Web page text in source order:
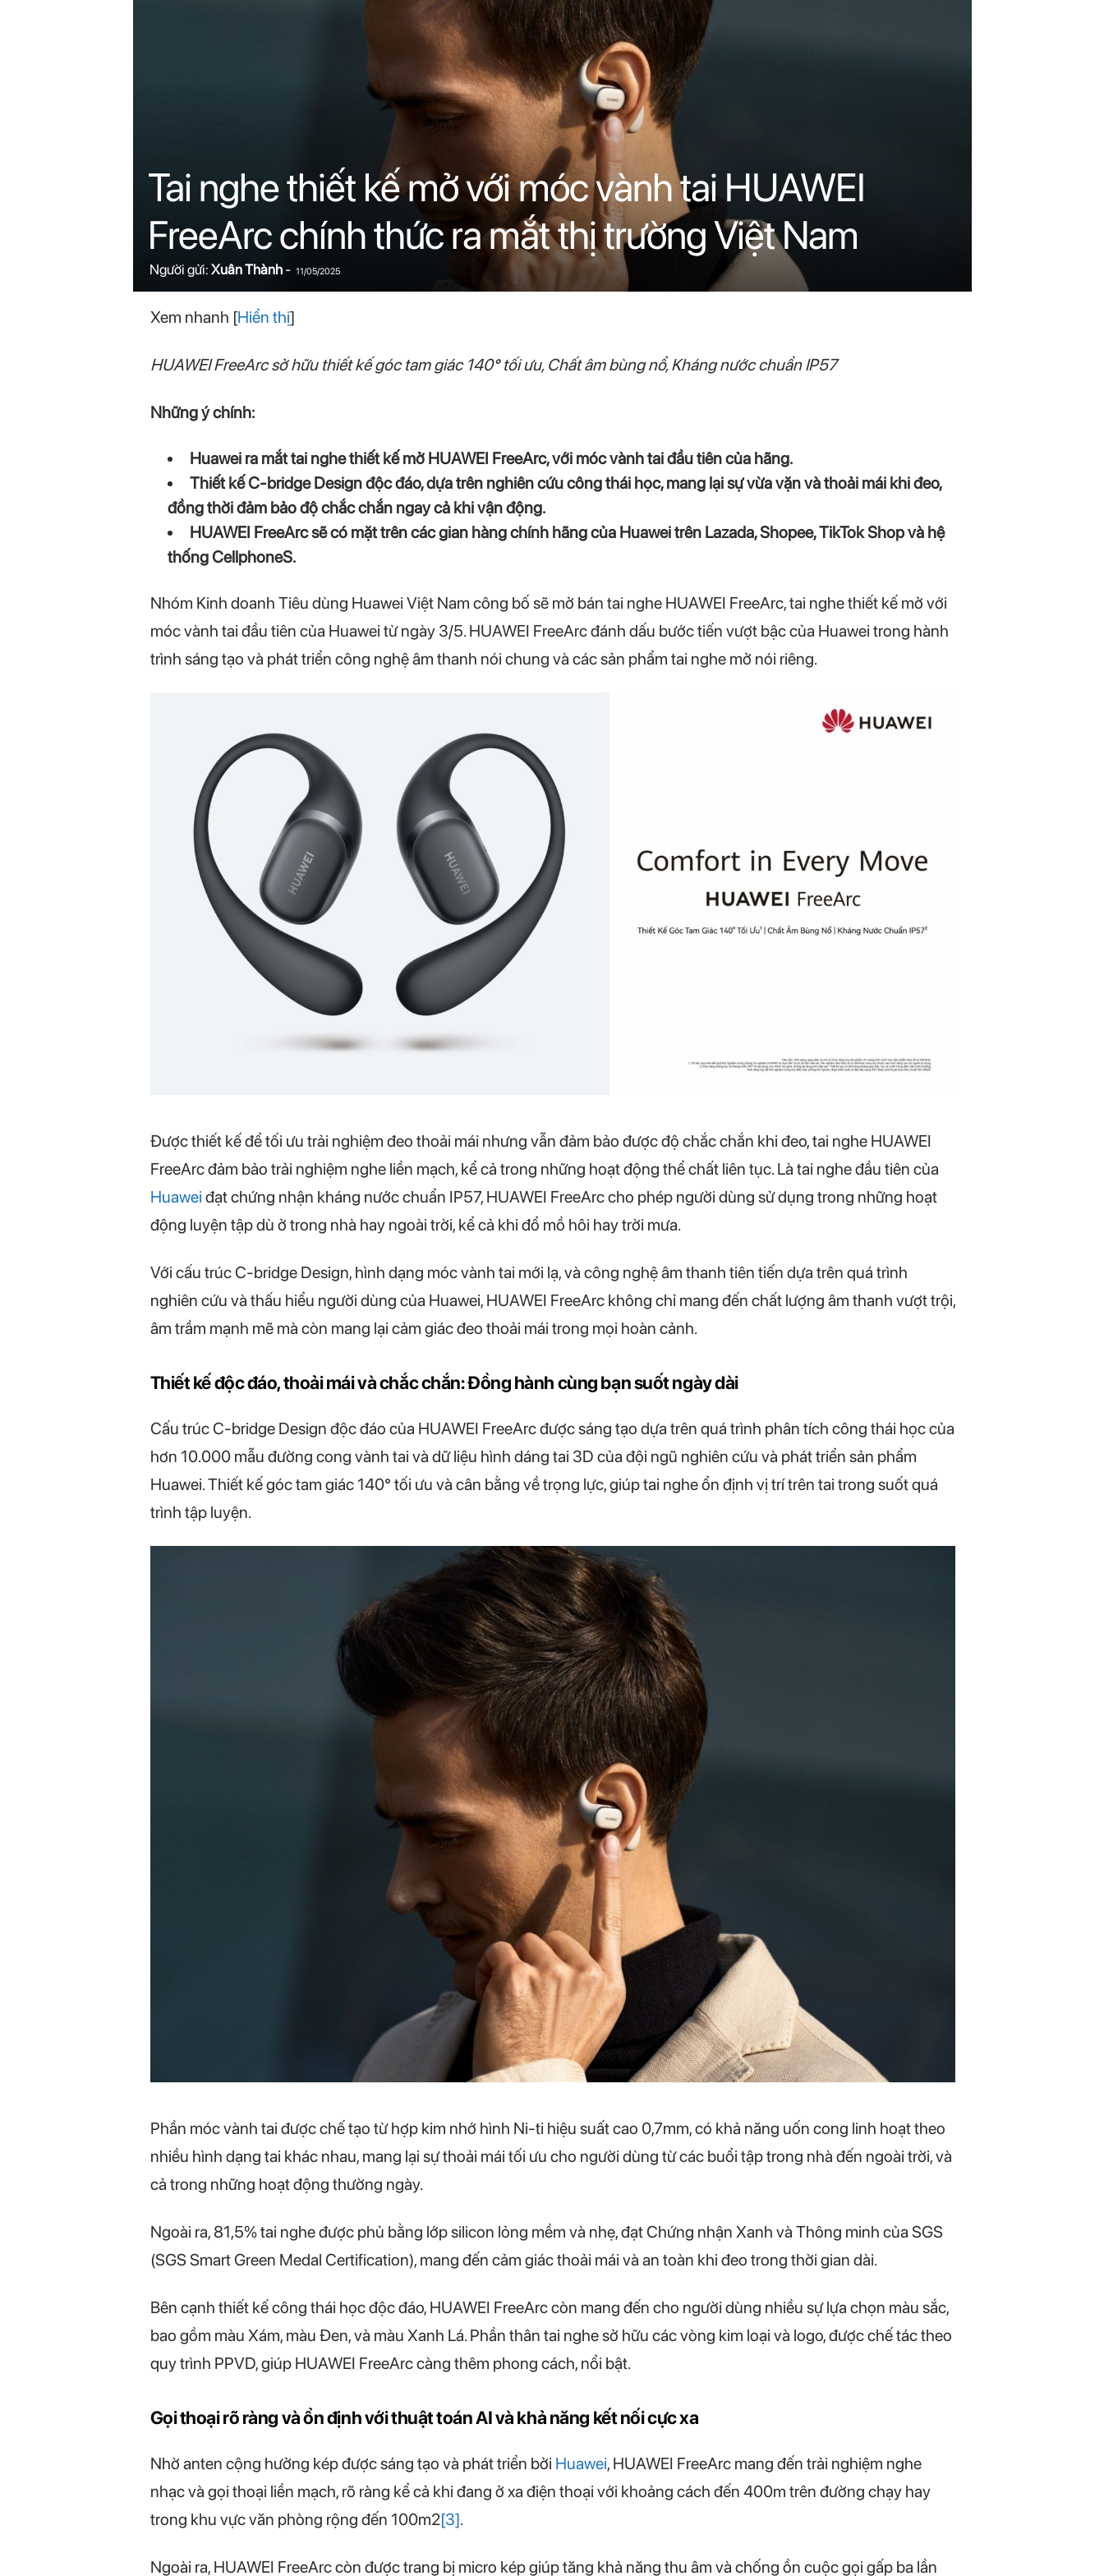
o
m
Tai nghe thiết kế mở với móc vành tai HUAWEI
FreeArc chính thức ra mắt thị trường Việt Nam
Người gửi: Xuân Thành- 11/05/2025
Xem nhanh [Hiển thị]
HUAWEI FreeArc sở hữu thiết kế góc tam giác 140° tối ưu, Chất âm bùng nổ, Kháng nước chuẩn IP57
Những ý chính:
Huawei ra mắt tai nghe thiết kế mở HUAWEI FreeArc, với móc vành tai đầu tiên của hãng.
Thiết kế C-bridge Design độc đáo, dựa trên nghiên cứu công thái học, mang lại sự vừa vặn và thoải mái khi đeo,
đồng thời đảm bảo độ chắc chắn ngay cả khi vận động.
HUAWEI FreeArc sẽ có mặt trên các gian hàng chính hãng của Huawei trên Lazada, Shopee, TikTok Shop và hệ
thống CellphoneS.
Nhóm Kinh doanh Tiêu dùng Huawei Việt Nam công bố sẽ mở bán tai nghe HUAWEI FreeArc, tai nghe thiết kế mở với
móc vành tai đầu tiên của Huawei từ ngày 3/5. HUAWEI FreeArc đánh dấu bước tiến vượt bậc của Huawei trong hành
trình sáng tạo và phát triển công nghệ âm thanh nói chung và các sản phẩm tai nghe mở nói riêng.
Được thiết kế để tối ưu trải nghiệm đeo thoải mái nhưng vẫn đảm bảo được độ chắc chắn khi đeo, tai nghe HUAWEI
FreeArc đảm bảo trải nghiệm nghe liền mạch, kể cả trong những hoạt động thể chất liên tục. Là tai nghe đầu tiên của
Huawei đạt chứng nhận kháng nước chuẩn IP57, HUAWEI FreeArc cho phép người dùng sử dụng trong những hoạt
động luyện tập dù ở trong nhà hay ngoài trời, kể cả khi đổ mồ hôi hay trời mưa.
Với cấu trúc C-bridge Design, hình dạng móc vành tai mới lạ, và công nghệ âm thanh tiên tiến dựa trên quá trình
nghiên cứu và thấu hiểu người dùng của Huawei, HUAWEI FreeArc không chỉ mang đến chất lượng âm thanh vượt trội,
âm trầm mạnh mẽ mà còn mang lại cảm giác đeo thoải mái trong mọi hoàn cảnh.
Thiết kế độc đáo, thoải mái và chắc chắn: Đồng hành cùng bạn suốt ngày dài
Cấu trúc C-bridge Design độc đáo của HUAWEI FreeArc được sáng tạo dựa trên quá trình phân tích công thái học của
hơn 10.000 mẫu đường cong vành tai và dữ liệu hình dáng tai 3D của đội ngũ nghiên cứu và phát triển sản phẩm
Huawei. Thiết kế góc tam giác 140° tối ưu và cân bằng về trọng lực, giúp tai nghe ổn định vị trí trên tai trong suốt quá
trình tập luyện.
Phần móc vành tai được chế tạo từ hợp kim nhớ hình Ni-ti hiệu suất cao 0,7mm, có khả năng uốn cong linh hoạt theo
nhiều hình dạng tai khác nhau, mang lại sự thoải mái tối ưu cho người dùng từ các buổi tập trong nhà đến ngoài trời, và
cả trong những hoạt động thường ngày.
Ngoài ra, 81,5% tai nghe được phủ bằng lớp silicon lỏng mềm và nhẹ, đạt Chứng nhận Xanh và Thông minh của SGS
(SGS Smart Green Medal Certification), mang đến cảm giác thoải mái và an toàn khi đeo trong thời gian dài.
Bên cạnh thiết kế công thái học độc đáo, HUAWEI FreeArc còn mang đến cho người dùng nhiều sự lựa chọn màu sắc,
bao gồm màu Xám, màu Đen, và màu Xanh Lá. Phần thân tai nghe sở hữu các vòng kim loại và logo, được chế tác theo
quy trình PPVD, giúp HUAWEI FreeArc càng thêm phong cách, nổi bật.
Gọi thoại rõ ràng và ổn định với thuật toán AI và khả năng kết nối cực xa
Nhờ anten cộng hưởng kép được sáng tạo và phát triển bởi Huawei, HUAWEI FreeArc mang đến trải nghiệm nghe
nhạc và gọi thoại liền mạch, rõ ràng kể cả khi đang ở xa điện thoại với khoảng cách đến 400m trên đường chạy hay
trong khu vực văn phòng rộng đến 100m2[3].
Ngoài ra, HUAWEI FreeArc còn được trang bị micro kép giúp tăng khả năng thu âm và chống ồn cuộc gọi gấp ba lần